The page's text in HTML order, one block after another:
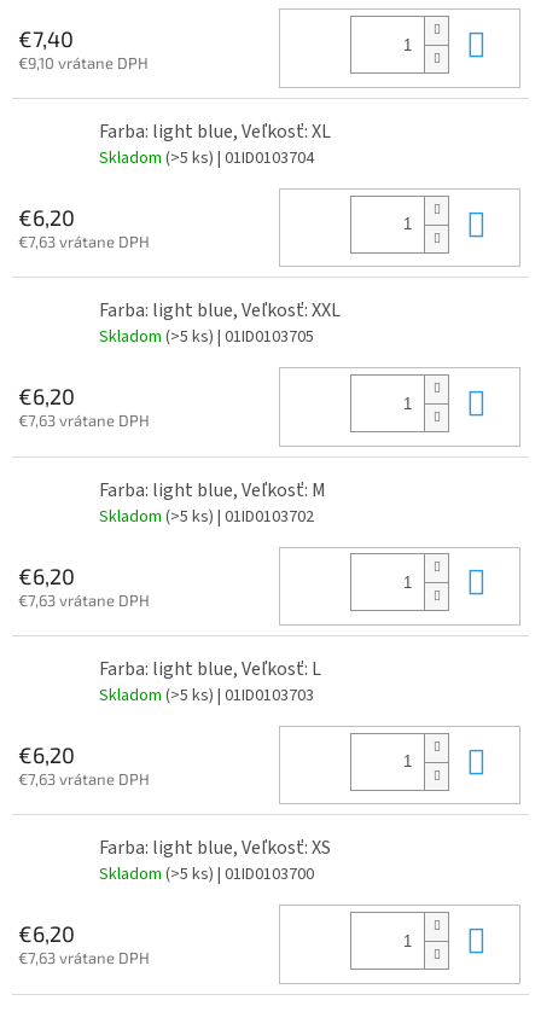
€7,40
€9,10 vrátane DPH
Farba: light blue, Veľkosť: XL
Skladom (>5 ks) | 01ID0103704
€6,20
€7,63 vrátane DPH
Farba: light blue, Veľkosť: XXL
Skladom (>5 ks) | 01ID0103705
€6,20
€7,63 vrátane DPH
Farba: light blue, Veľkosť: M
Skladom (>5 ks) | 01ID0103702
€6,20
€7,63 vrátane DPH
Farba: light blue, Veľkosť: L
Skladom (>5 ks) | 01ID0103703
€6,20
€7,63 vrátane DPH
Farba: light blue, Veľkosť: XS
Skladom (>5 ks) | 01ID0103700
€6,20
€7,63 vrátane DPH